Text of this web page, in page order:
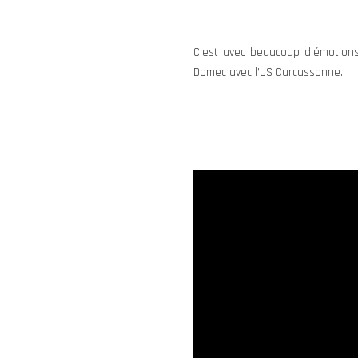
C’est avec beaucoup
Domec avec l’US Carcassonne.